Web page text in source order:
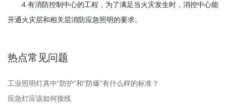
4.有消防控制中心的工程，为了满足当火灾发生时，消控中心能
开通火灾层和相关层消防应急照明的要求。
热点常见问题
工业照明灯具中“防护”和“防爆”有什么样的标准？
应急灯应该如何接线